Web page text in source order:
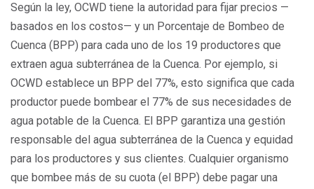
Según la ley, OCWD tiene la autoridad para fijar precios —
basados ​​en los costos— y un Porcentaje de Bombeo de
Cuenca (BPP) para cada uno de los 19 productores que
extraen agua subterránea de la Cuenca. Por ejemplo, si
OCWD establece un BPP del 77%, esto significa que cada
productor puede bombear el 77% de sus necesidades de
agua potable de la Cuenca. El BPP garantiza una gestión
responsable del agua subterránea de la Cuenca y equidad
para los productores y sus clientes. Cualquier organismo
que bombee más de su cuota (el BPP) debe pagar una